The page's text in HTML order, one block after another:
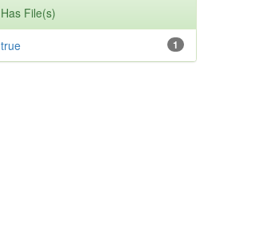
Has File(s)
1
true